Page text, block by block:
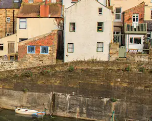
w górę i w dół lub przeglądać je za